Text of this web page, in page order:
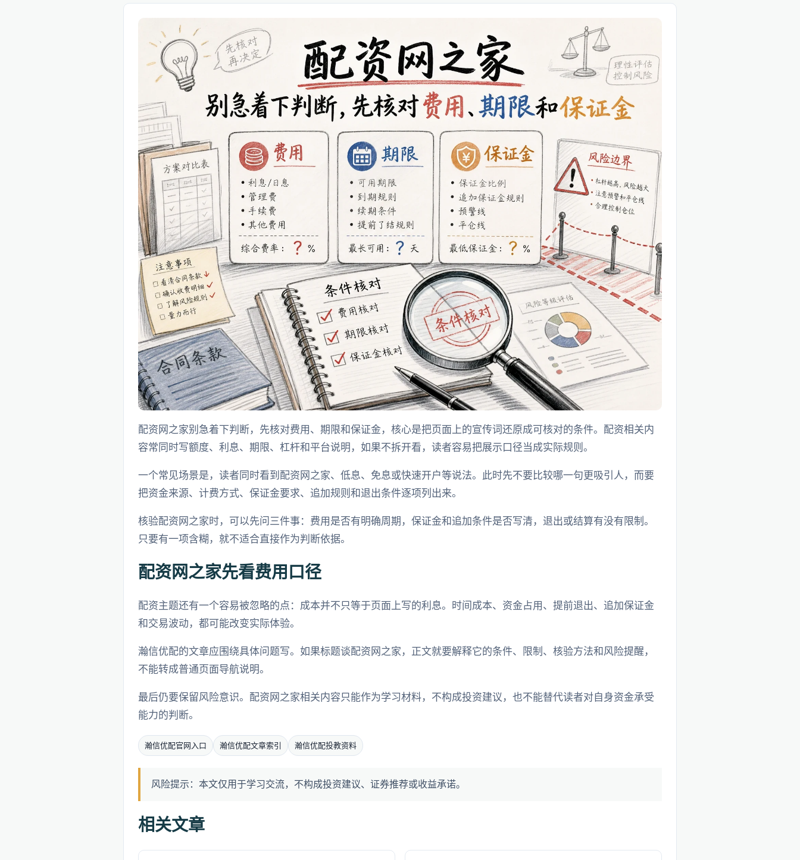
配资网之家别急着下判断，先核对费用、期限和保证金，核心是把页面上的宣传词还原成可核对的条件。配资相关内
容常同时写额度、利息、期限、杠杆和平台说明，如果不拆开看，读者容易把展示口径当成实际规则。
一个常见场景是，读者同时看到配资网之家、低息、免息或快速开户等说法。此时先不要比较哪一句更吸引人，而要
把资金来源、计费方式、保证金要求、追加规则和退出条件逐项列出来。
核验配资网之家时，可以先问三件事：费用是否有明确周期，保证金和追加条件是否写清，退出或结算有没有限制。
只要有一项含糊，就不适合直接作为判断依据。
配资网之家先看费用口径
配资主题还有一个容易被忽略的点：成本并不只等于页面上写的利息。时间成本、资金占用、提前退出、追加保证金
和交易波动，都可能改变实际体验。
瀚信优配的文章应围绕具体问题写。如果标题谈配资网之家，正文就要解释它的条件、限制、核验方法和风险提醒，
不能转成普通页面导航说明。
最后仍要保留风险意识。配资网之家相关内容只能作为学习材料，不构成投资建议，也不能替代读者对自身资金承受
能力的判断。
瀚信优配官网入口 瀚信优配文章索引 瀚信优配投教资料
风险提示：本文仅用于学习交流，不构成投资建议、证券推荐或收益承诺。
相关文章